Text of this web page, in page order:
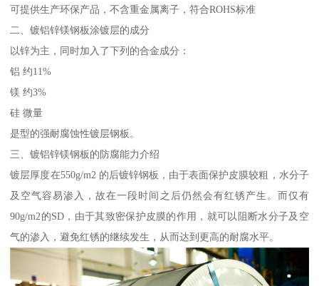
可提供生产环保产品，不含重金属离子，符合ROHS标准
二、镀铝锌镁钢板涂镀层的成分
以锌为主，同时加入了下列的合金成分：
铝 约11%
镁 约3%
硅 微量
是型的强耐腐蚀性镀层钢板。
三、镀铝锌镁钢板的防腐能力介绍
镀层厚度在550g/m2 的后镀锌钢板，由于表面保护皮膜较粗，水分子
及空气容易渗入，故在一段时间之后仍然会有红锈产生。而仅有
90g/m2的SD，由于其致密保护皮膜的作用，就可以阻断水分子及空
气的渗入，避免红锈的继续发生，从而达到更高的耐腐水平。